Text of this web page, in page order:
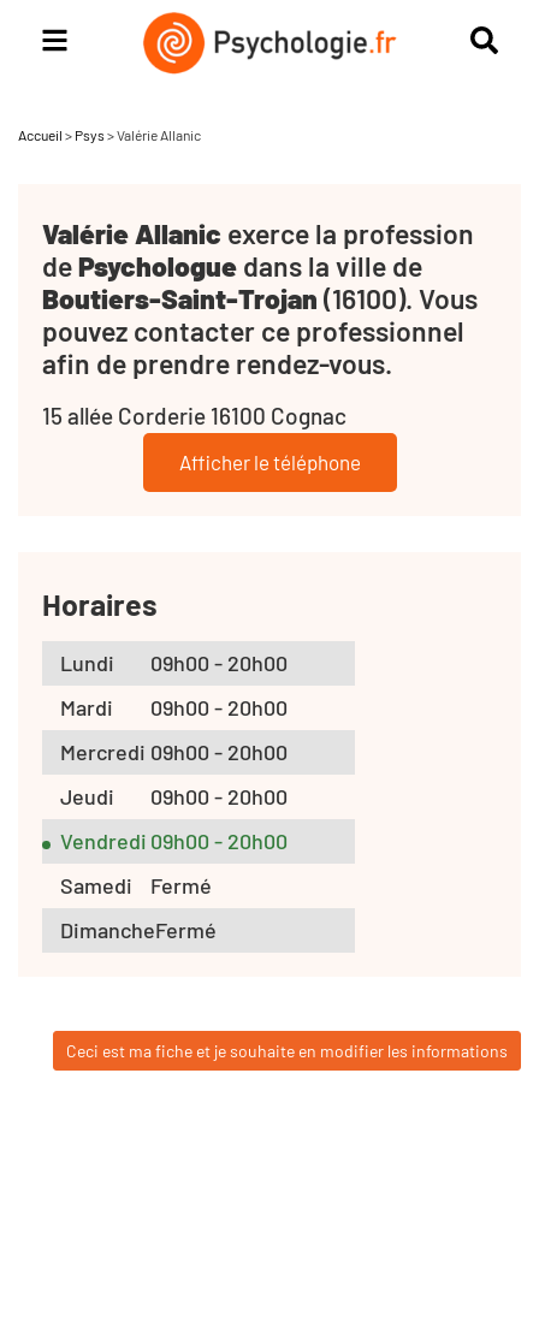
Accueil > Psys >Valérie Allanic
Valérie Allanic exerce la profession
dePsychologue dans la ville de
Boutiers-Saint-Trojan (16100). Vous
pouvez contacter ce professionnel
afin de prendre rendez-vous.
15 allée Corderie 16100 Cognac
Afficher le téléphone
Horaires
Lundi
09h00 - 20h00
Mardi
09h00 - 20h00
Mercredi 09h00 - 20h00
Jeudi
09h00 - 20h00
Vendredi 09h00 - 20h00
Samedi
Fermé
DimancheFermé
Ceci est ma fiche et je souhaite en modifier les informations